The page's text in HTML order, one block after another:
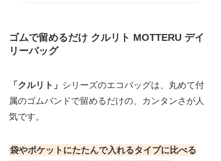
ゴムで留めるだけ クルリト MOTTERU デイ
リーバッグ
「クルリト」 シリーズのエコバッグは、丸めて付
属のゴムバンドで留めるだけの、カンタンさが人
気です。
袋やポケットにたたんで入れるタイプに比べる